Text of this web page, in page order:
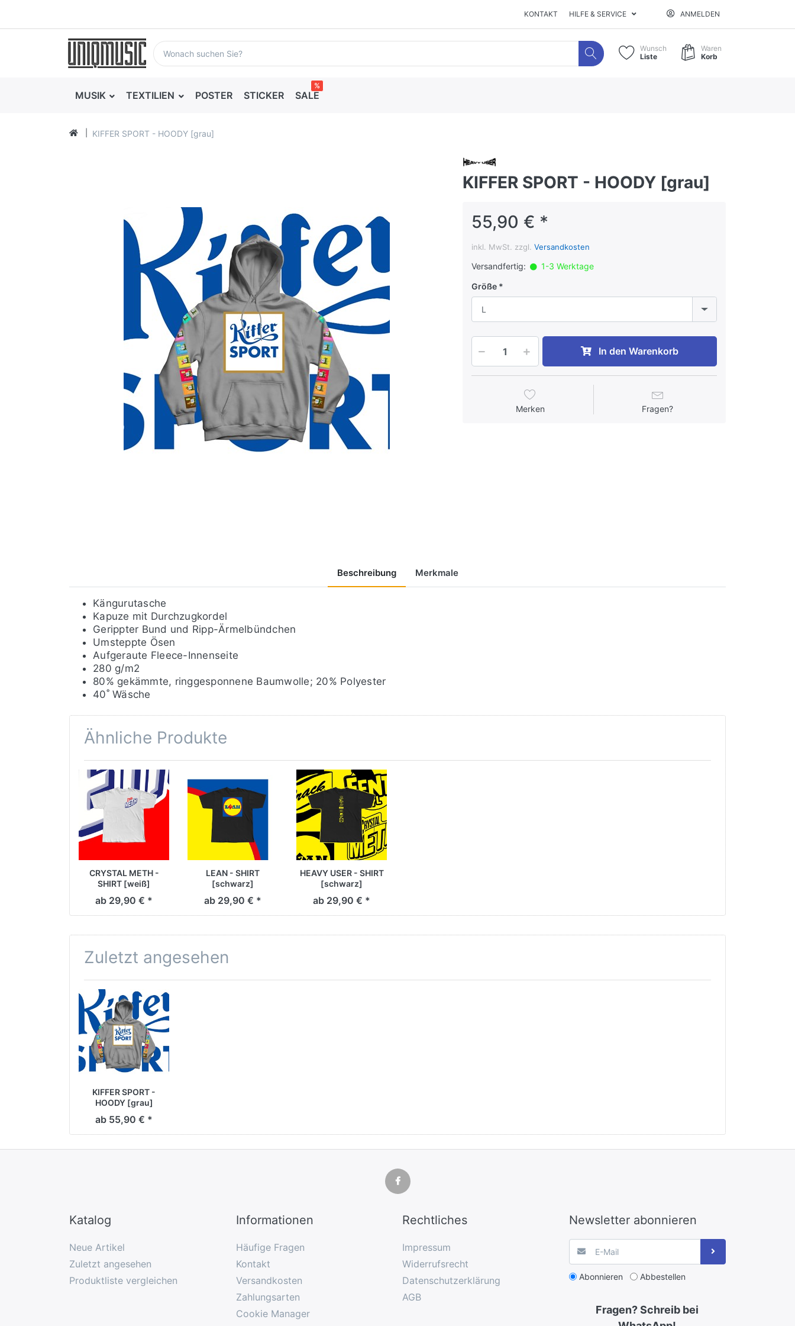
KONTAKT HILFE & SERVICE ANMELDEN
Wunsch
Liste
Waren
Korb
MUSIK TEXTILIEN POSTER STICKER SALE
%
KIFFER SPORT - HOODY [grau]
KIFFER SPORT - HOODY [grau]
55,90 € *
inkl. MwSt. zzgl. Versandkosten
Versandfertig:
1-3 Werktage
Größe
L
In den Warenkorb
Merken Fragen?
Beschreibung Merkmale
Kängurutasche
Kapuze mit Durchzugkordel
Gerippter Bund und Ripp-Ärmelbündchen
Umsteppte Ösen
Aufgeraute Fleece-Innenseite
280 g/m2
80% gekämmte, ringgesponnene Baumwolle; 20% Polyester
40˚ Wäsche
Ähnliche Produkte
CRYSTAL METH -
SHIRT [weiß]
ab 29,90 € *
LEAN - SHIRT
[schwarz]
ab 29,90 € *
HEAVY USER - SHIRT
[schwarz]
ab 29,90 € *
Zuletzt angesehen
KIFFER SPORT -
HOODY [grau]
ab 55,90 € *
Katalog
Neue Artikel
Zuletzt angesehen
Produktliste vergleichen
Informationen
Häufige Fragen
Kontakt
Versandkosten
Zahlungsarten
Cookie Manager
Rechtliches
Impressum
Widerrufsrecht
Datenschutzerklärung
AGB
Newsletter abonnieren
Abonnieren Abbestellen
Fragen? Schreib bei